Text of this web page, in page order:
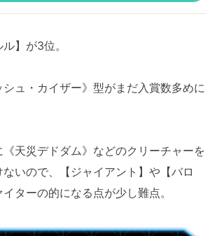
】が3位。
シュ・カイザー》型がまだ入賞数多めに
天災デドダム》などのクリーチャーを
いので、【ジャイアント】や【バロ
ターの的になる点が少し難点。